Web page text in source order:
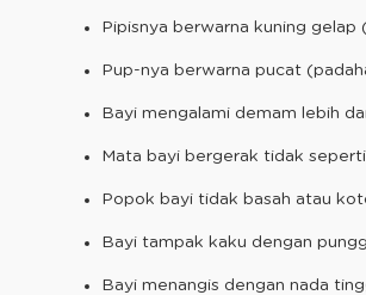
Pipisnya berwarna kuning gelap
Pup-nya berwarna pucat
Bayi mengalami demam lebih
Mata bayi bergerak tidak seperti
Popok bayi tidak basah atau
Bayi tampak kaku dengan
Bayi menangis dengan nada